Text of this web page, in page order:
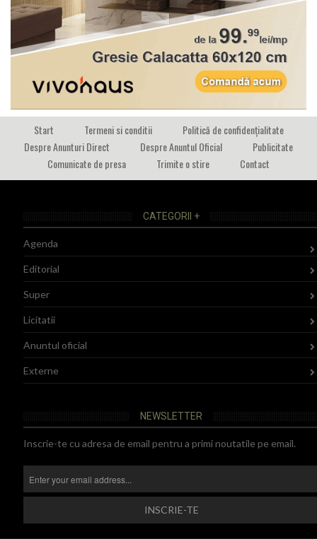
Start Termeni si conditii
Politică de confidențialitate
Despre Anunturi Direct
Despre Anuntul Oficial
Publicitate
Comunicate de presa
Trimite o stire Contact
CATEGORII +
Agenda
Editorial
Super
Licitatii
Anuntul oficial
Externe
NEWSLETTER
Inscrie-te cu adresa de email pentru a primi noutatile pe email.